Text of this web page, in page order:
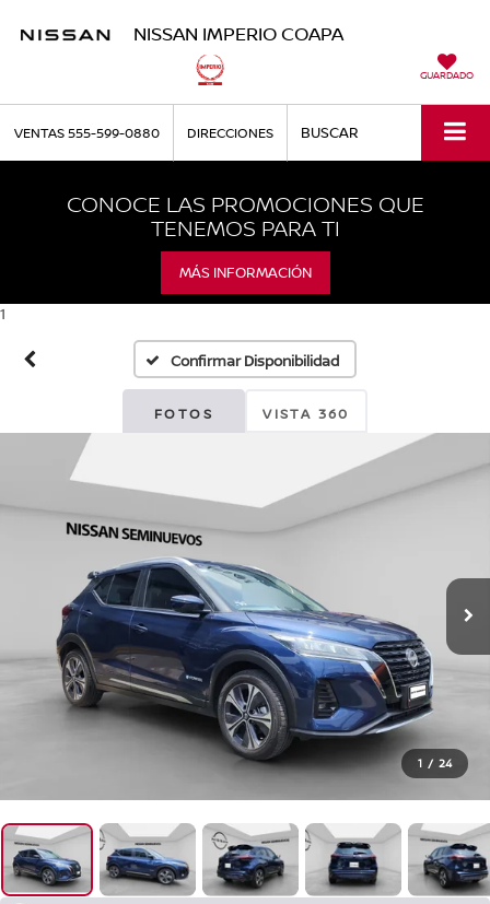
NISSAN IMPERIO COAPA
GUARDADO
VENTAS555-599-0880 DIRECCIONES BUSCAR
CONOCE LAS PROMOCIONES QUE
TENEMOS PARA TI
MÁS INFORMACIÓN
1
Confirmar Disponibilidad
FOTOS VISTA 360
1 / 24